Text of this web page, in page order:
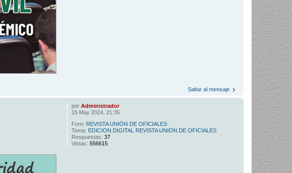
Saltar al mensaje
porAdministrador
15 May 2024, 21:35
Foro: REVISTA UNIÓN DE OFICIALES
Tema: EDICION DIGITAL REVISTA UNIÓN DE OFICIALES
Respuestas:37
Vistas:556615